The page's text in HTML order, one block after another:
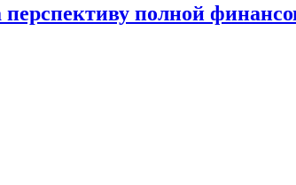
полной